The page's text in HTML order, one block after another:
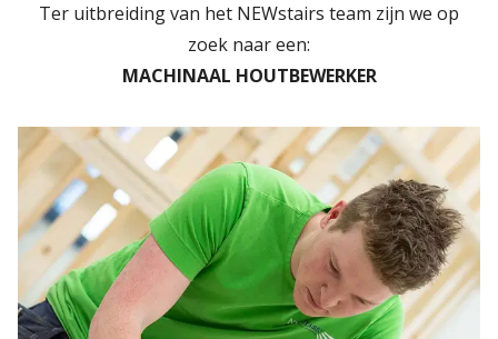
Ter uitbreiding van het NEWstairs team zijn we op
zoek naar een:
MACHINAAL HOUTBEWERKER